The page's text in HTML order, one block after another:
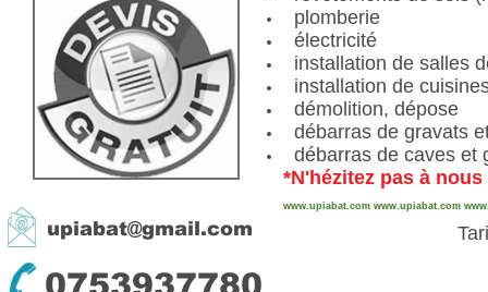
upiabat@gmail.com
plomberie
électricité
installation de salles
installation de
démolition, dépose
débarras de gravats
débarras de caves et
*N'hézitez pas à
www.upiabat.com www.upiabat.com